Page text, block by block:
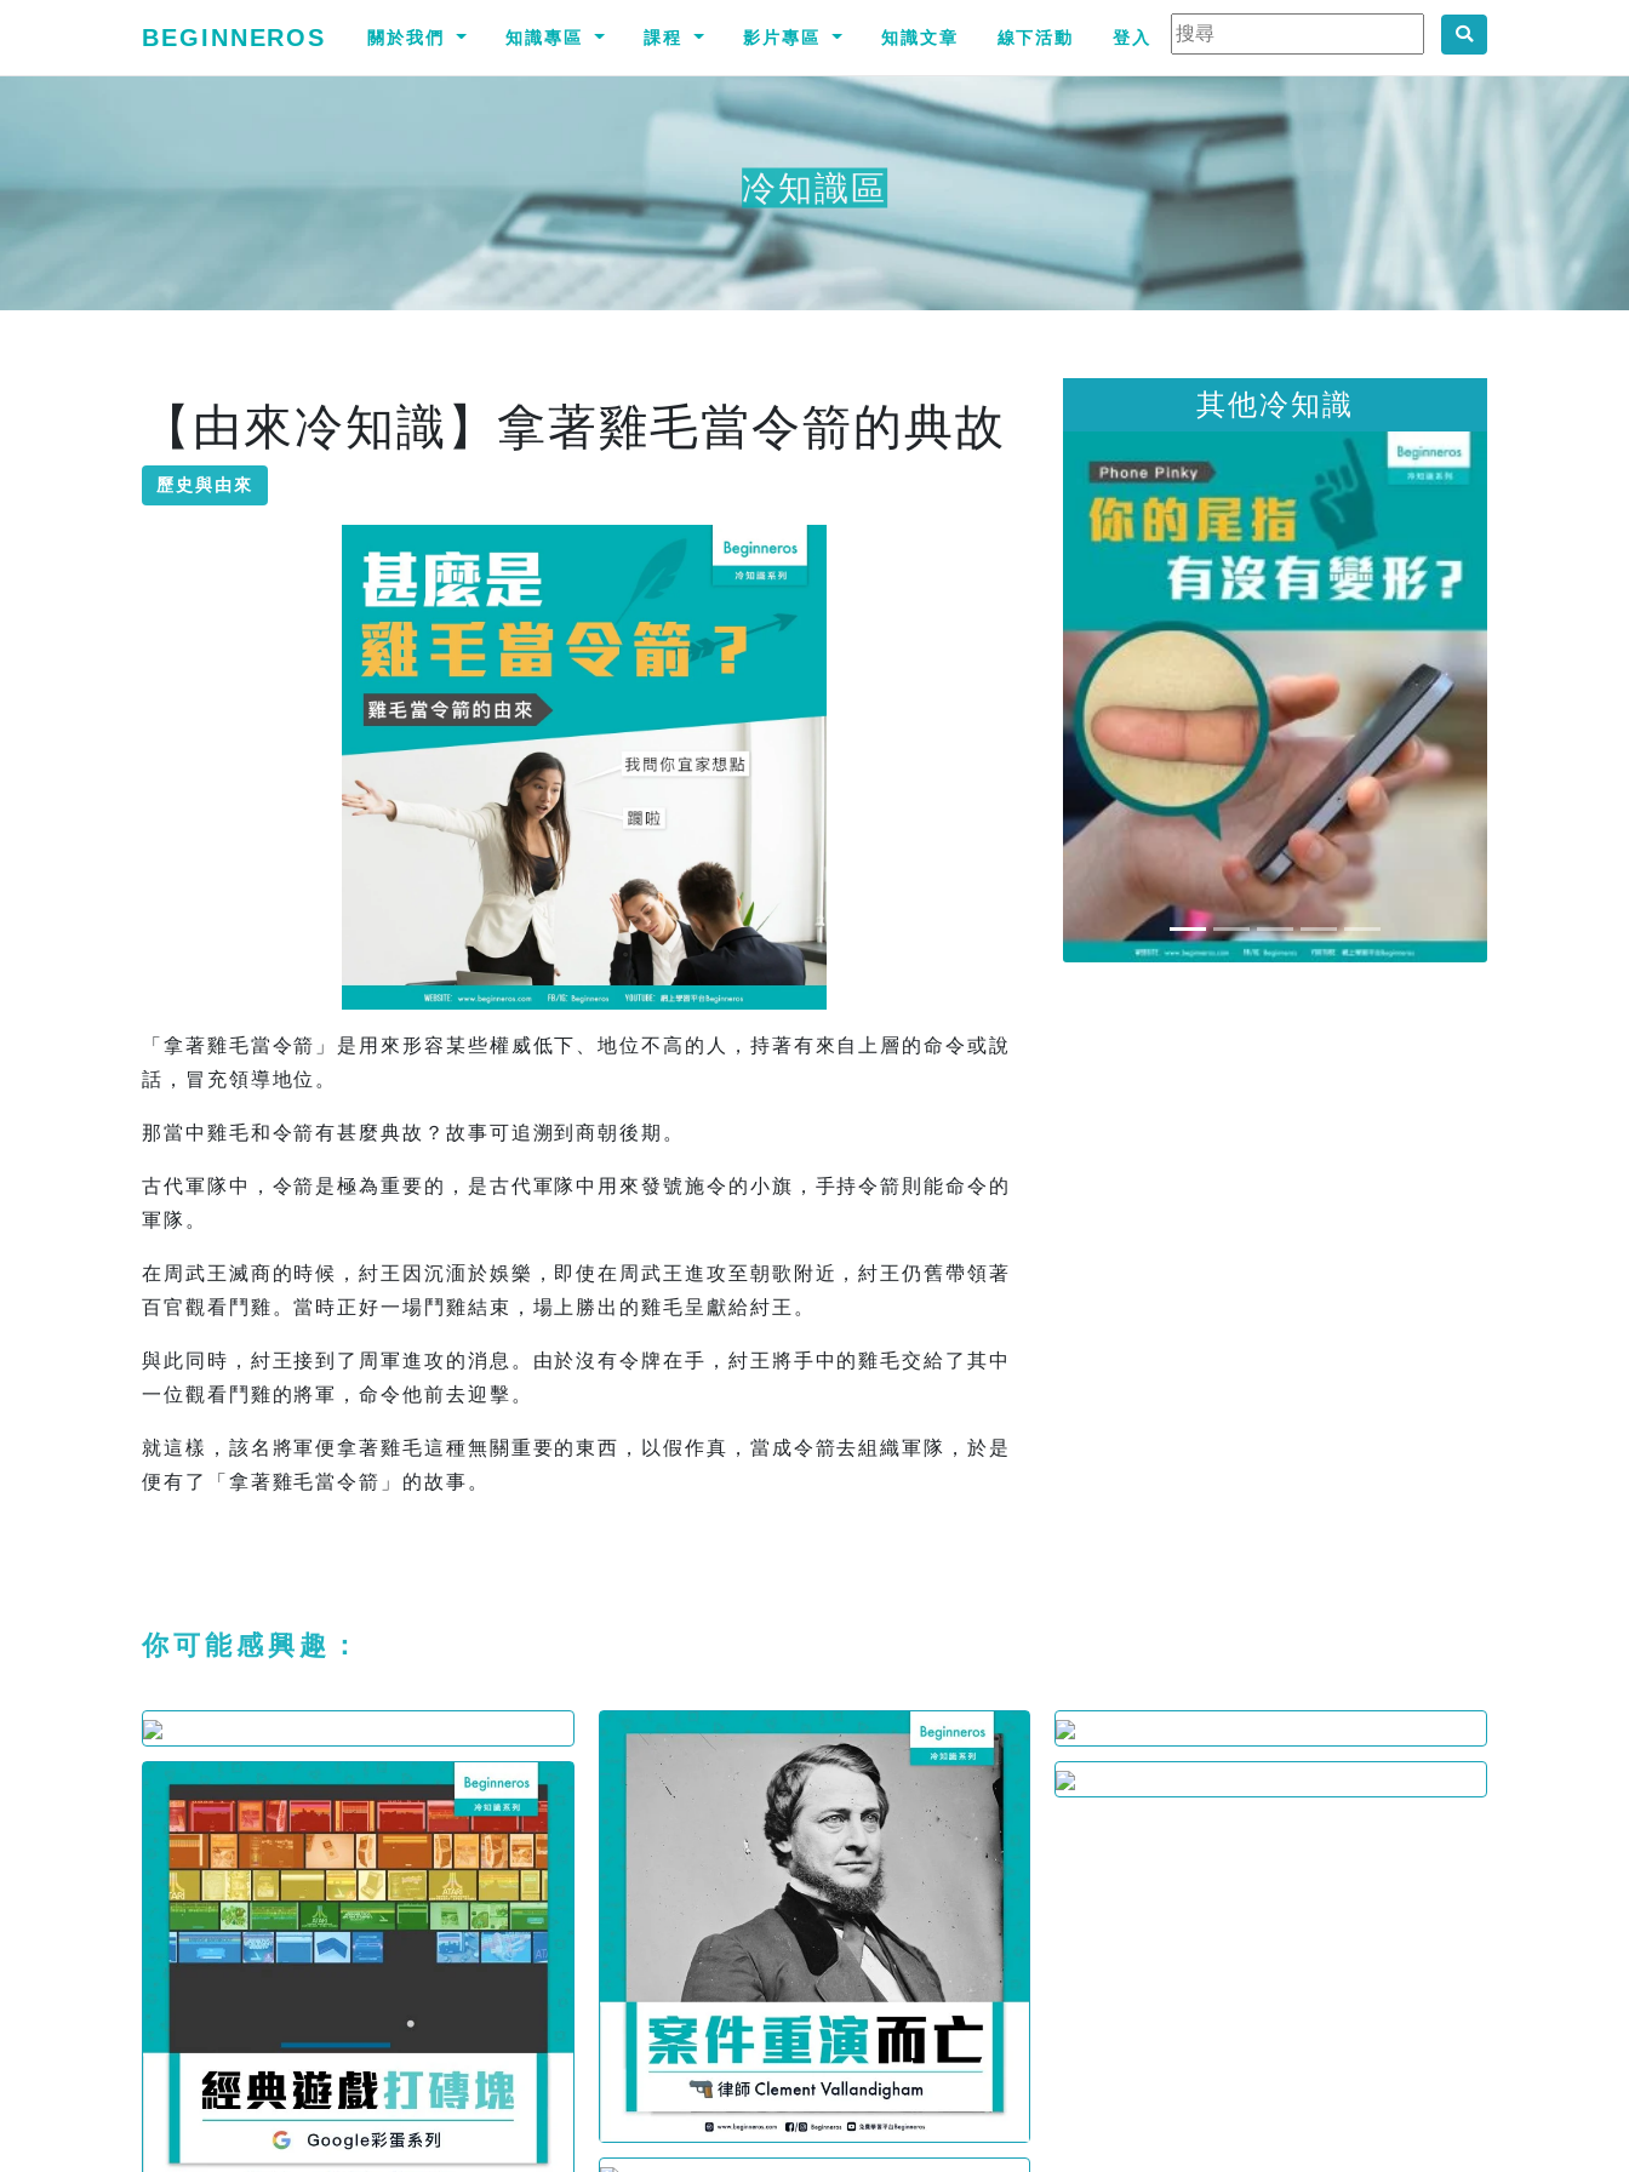
BEGINNEROS 關於我們 知識專區 課程 影片專區 知識文章 線下活動 登入
冷知識區
【由來冷知識】拿著雞毛當令箭的典故
歷史與由來
「拿著雞毛當令箭」是用來形容某些權威低下、地位不高的人，持著有來自上層的命令或說
話，冒充領導地位。
那當中雞毛和令箭有甚麼典故？故事可追溯到商朝後期。
古代軍隊中，令箭是極為重要的，是古代軍隊中用來發號施令的小旗，手持令箭則能命令的
軍隊。
在周武王滅商的時候，紂王因沉湎於娛樂，即使在周武王進攻至朝歌附近，紂王仍舊帶領著
百官觀看鬥雞。當時正好一場鬥雞結束，場上勝出的雞毛呈獻給紂王。
與此同時，紂王接到了周軍進攻的消息。由於沒有令牌在手，紂王將手中的雞毛交給了其中
一位觀看鬥雞的將軍，命令他前去迎擊。
就這樣，該名將軍便拿著雞毛這種無關重要的東西，以假作真，當成令箭去組織軍隊，於是
便有了「拿著雞毛當令箭」的故事。
其他冷知識
你可能感興趣：